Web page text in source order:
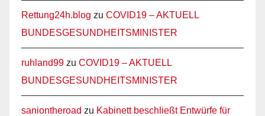
Rettung24h.blog zu COVID19 – AKTUELL
BUNDESGESUNDHEITSMINISTER
ruhland99 zu COVID19 – AKTUELL
BUNDESGESUNDHEITSMINISTER
saniontheroad zu Kabinett beschließt Entwürfe für